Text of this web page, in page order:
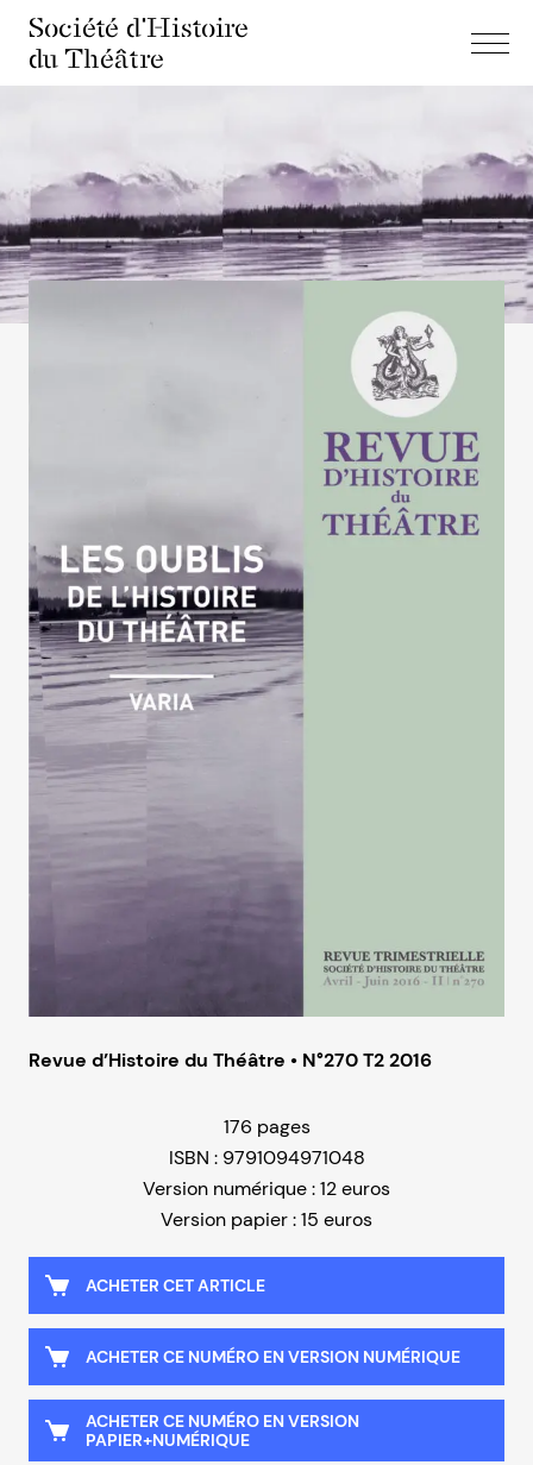
Société d'Histoire
du Théâtre
Revue d’Histoire du Théâtre • N°270 T2 2016
176 pages
ISBN : 9791094971048
Version numérique : 12 euros
Version papier : 15 euros
ACHETER CET ARTICLE
ACHETER CE NUMÉRO EN VERSION NUMÉRIQUE
ACHETER CE NUMÉRO EN VERSION
PAPIER+NUMÉRIQUE